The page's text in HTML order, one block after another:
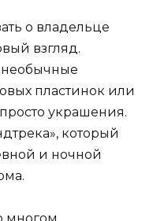
о владельце
взгляд.
необычные
пластинок или
просто украшения.
который
и ночной